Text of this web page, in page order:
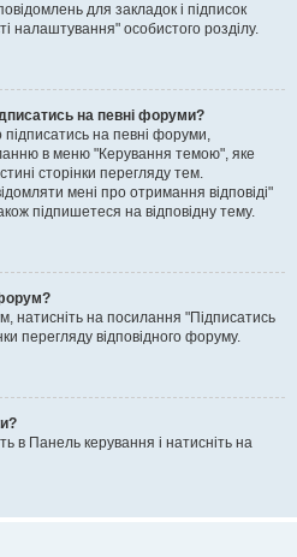
для закладок і підписок
налаштування" особистого розділу.
на певні форуми?
на певні форуми,
в меню "Керування темою", яке
сторінки перегляду тем.
мені про отримання відповіді"
підпишетеся на відповідну тему.
натисніть на посилання "Підписатись
перегляду відповідного форуму.
в Панель керування і натисніть на